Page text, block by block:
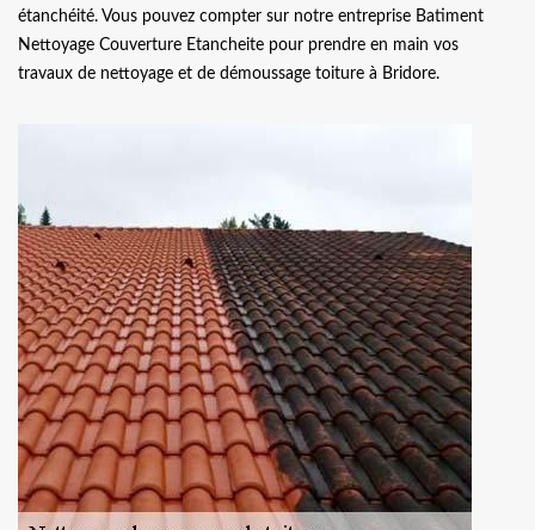
étanchéité. Vous pouvez compter sur notre entreprise Batiment
Nettoyage Couverture Etancheite pour prendre en main vos
travaux de nettoyage et de démoussage toiture à Bridore.